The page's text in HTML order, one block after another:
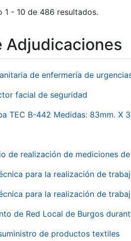
1 - 10 de 486 resultados.
Adjudicaciones
de enfermería de
facial de seguridad
TEC B-442 Medidas: 83mm. X
de realización de mediciones
para la realización de
para la realización de
de Red Local de Burgos
de productos textiles